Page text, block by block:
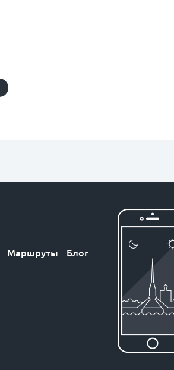
Маршруты
Блог